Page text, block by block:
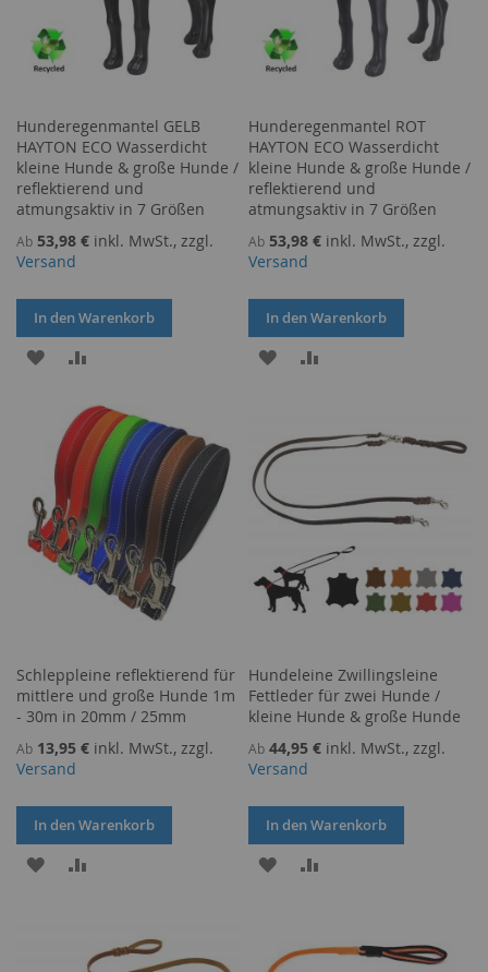
Hunderegenmantel GELB
HAYTON ECO Wasserdicht
kleine Hunde & große Hunde /
reflektierend und
atmungsaktiv in 7 Größen
Ab 53,98 € inkl. MwSt., zzgl.
Versand
In den Warenkorb
ZUR
HINZUFÜGEN
HINZUFÜGEN
Hunderegenmantel ROT
HAYTON ECO Wasserdicht
kleine Hunde & große Hunde /
reflektierend und
atmungsaktiv in 7 Größen
Ab 53,98 € inkl. MwSt., zzgl.
Versand
In den Warenkorb
ZUR
HINZUFÜGEN
HINZUFÜGEN
Schleppleine reflektierend für
mittlere und große Hunde 1m
- 30m in 20mm / 25mm
Ab 13,95 € inkl. MwSt., zzgl.
Versand
In den Warenkorb
ZUR
HINZUFÜGEN
HINZUFÜGEN
Hundeleine Zwillingsleine
Fettleder für zwei Hunde /
kleine Hunde & große Hunde
Ab 44,95 € inkl. MwSt., zzgl.
Versand
In den Warenkorb
ZUR